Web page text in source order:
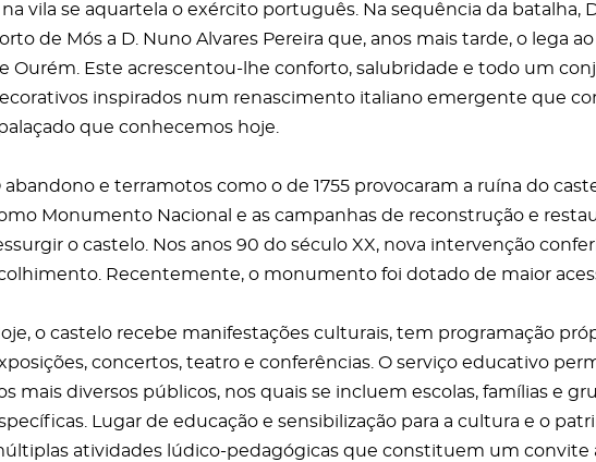
na vila se aquartela o exército português. Na sequência da batalha,
de Mós a D. Nuno Alvares Pereira que, anos mais tarde, o lega
Ourém. Este acrescentou-lhe conforto, salubridade e todo um
inspirados num renascimento italiano emergente que
que conhecemos hoje.
abandono e terramotos como o de 1755 provocaram a ruína do
Monumento Nacional e as campanhas de reconstrução e
o castelo. Nos anos 90 do século XX, nova intervenção
Recentemente, o monumento foi dotado de maior
o castelo recebe manifestações culturais, tem programação
concertos, teatro e conferências. O serviço educativo
mais diversos públicos, nos quais se incluem escolas, famílias e
Lugar de educação e sensibilização para a cultura e o
atividades lúdico-pedagógicas que constituem um convite